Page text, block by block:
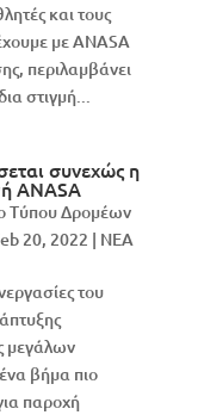
και τους
με ANASA
περιλαμβάνει
στιγμή...
συνεχώς η
ANASA
Τύπου Δρομέων
20, 2022 | NEA
του
μεγάλων
βήμα πιο
παροχή